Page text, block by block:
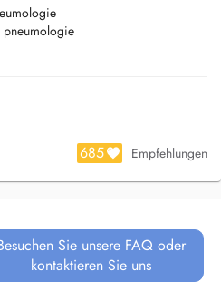
685 Empfehlungen
Sie unsere FAQ oder
kontaktieren Sie uns